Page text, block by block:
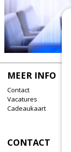
MEER INFO
Contact
Vacatures
Cadeaukaart
CONTACT